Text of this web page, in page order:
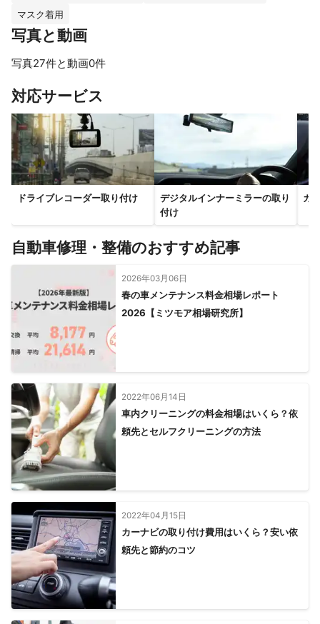
マスク着用
写真と動画
写真27件と動画0件
対応サービス
ドライブレコーダー取り付け
デジタルインナーミラーの取り
付け
カ
自動車修理・整備のおすすめ記事
2026年03月06日
春の車メンテナンス料金相場レポート
2026【ミツモア相場研究所】
2022年06月14日
車内クリーニングの料金相場はいくら？依
頼先とセルフクリーニングの方法
2022年04月15日
カーナビの取り付け費用はいくら？安い依
頼先と節約のコツ